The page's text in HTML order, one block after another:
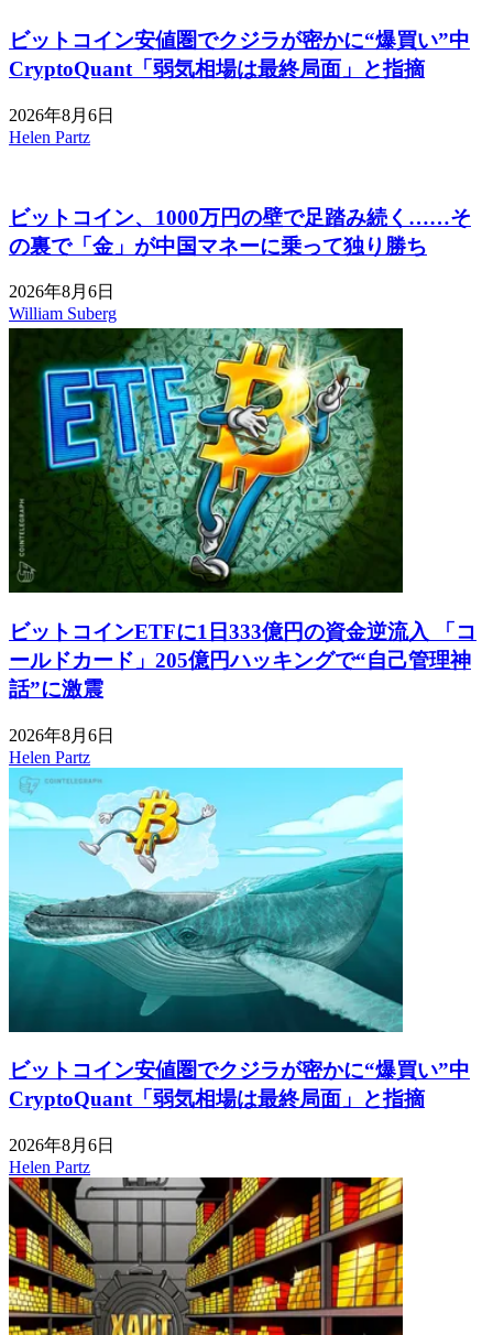
ビットコイン安値圏でクジラが密かに“爆買い”中
CryptoQuant「弱気相場は最終局面」と指摘
2026年8月6日
Helen Partz
ビットコイン、1000万円の壁で足踏み続く……そ
の裏で「金」が中国マネーに乗って独り勝ち
2026年8月6日
William Suberg
ビットコインETFに1日333億円の資金逆流入 「コ
ールドカード」205億円ハッキングで“自己管理神
話”に激震
2026年8月6日
Helen Partz
ビットコイン安値圏でクジラが密かに“爆買い”中
CryptoQuant「弱気相場は最終局面」と指摘
2026年8月6日
Helen Partz